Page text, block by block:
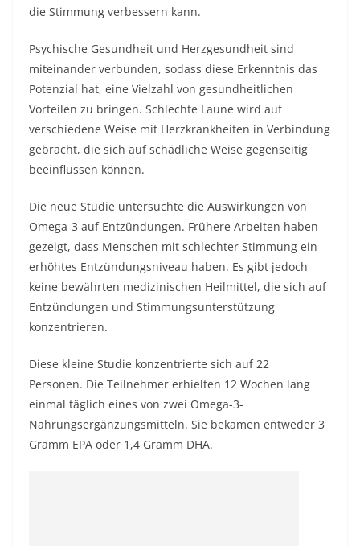
die Stimmung verbessern kann.
Psychische Gesundheit und Herzgesundheit sind
miteinander verbunden, sodass diese Erkenntnis das
Potenzial hat, eine Vielzahl von gesundheitlichen
Vorteilen zu bringen. Schlechte Laune wird auf
verschiedene Weise mit Herzkrankheiten in Verbindung
gebracht, die sich auf schädliche Weise gegenseitig
beeinflussen können.
Die neue Studie untersuchte die Auswirkungen von
Omega-3 auf Entzündungen. Frühere Arbeiten haben
gezeigt, dass Menschen mit schlechter Stimmung ein
erhöhtes Entzündungsniveau haben. Es gibt jedoch
keine bewährten medizinischen Heilmittel, die sich auf
Entzündungen und Stimmungsunterstützung
konzentrieren.
Diese kleine Studie konzentrierte sich auf 22
Personen. Die Teilnehmer erhielten 12 Wochen lang
einmal täglich eines von zwei Omega-3-
Nahrungsergänzungsmitteln. Sie bekamen entweder 3
Gramm EPA oder 1,4 Gramm DHA.